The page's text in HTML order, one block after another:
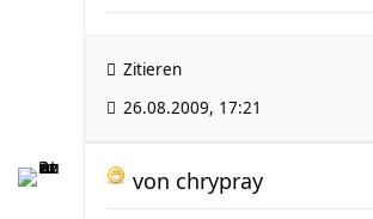
Zitieren
26.08.2009, 17:21
von chrypray